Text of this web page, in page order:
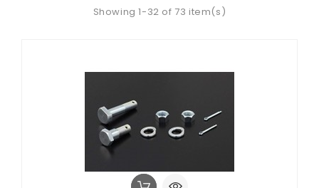
Showing 1-32 of 73 item(s)